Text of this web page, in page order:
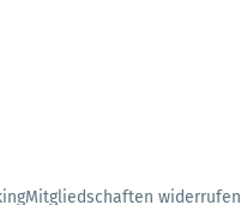
Mitgliedschaften widerrufen